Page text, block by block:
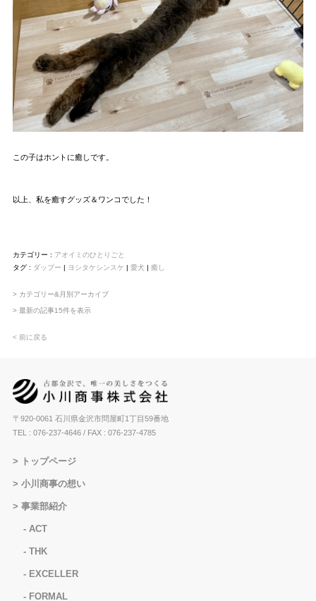
この子はホントに癒しです。
以上、私を癒すグッズ＆ワンコでした！
カテゴリー : アオイミのひとりごと
タグ : ダップー ヨシタケシンスケ 愛犬 癒し
> カテゴリー&月別アーカイブ
> 最新の記事15件を表示
< 前に戻る
〒920-0061 石川県金沢市問屋町1丁目59番地
TEL : 076-237-4646/ FAX : 076-237-4785
トップページ
小川商事の想い
事業部紹介
ACT
THK
EXCELLER
FORMAL